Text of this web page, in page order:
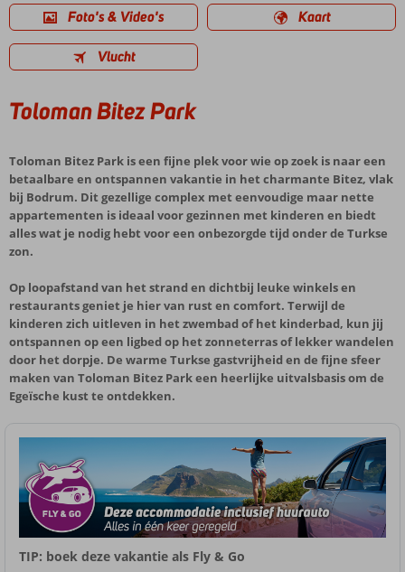
Foto's & Video's Kaart
Vlucht
Toloman Bitez Park
Toloman Bitez Park is een fijne plek voor wie op zoek is naar een
betaalbare en ontspannen vakantie in het charmante Bitez, vlak
bij Bodrum. Dit gezellige complex met eenvoudige maar nette
appartementen is ideaal voor gezinnen met kinderen en biedt
alles wat je nodig hebt voor een onbezorgde tijd onder de Turkse
zon.
Op loopafstand van het strand en dichtbij leuke winkels en
restaurants geniet je hier van rust en comfort. Terwijl de
kinderen zich uitleven in het zwembad of het kinderbad, kun jij
ontspannen op een ligbed op het zonneterras of lekker wandelen
door het dorpje. De warme Turkse gastvrijheid en de fijne sfeer
maken van Toloman Bitez Park een heerlijke uitvalsbasis om de
Egeïsche kust te ontdekken.
TIP: boek deze vakantie als Fly & Go